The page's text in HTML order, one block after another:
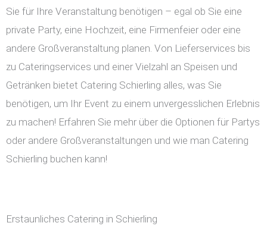
Sie für Ihre Veranstaltung benötigen – egal ob Sie eine
private Party, eine Hochzeit, eine Firmenfeier oder eine
andere Großveranstaltung planen. Von Lieferservices bis
zu Cateringservices und einer Vielzahl an Speisen und
Getränken bietet Catering Schierling alles, was Sie
benötigen, um Ihr Event zu einem unvergesslichen Erlebnis
zu machen! Erfahren Sie mehr über die Optionen für Partys
oder andere Großveranstaltungen und wie man Catering
Schierling buchen kann!
Erstaunliches Catering in Schierling